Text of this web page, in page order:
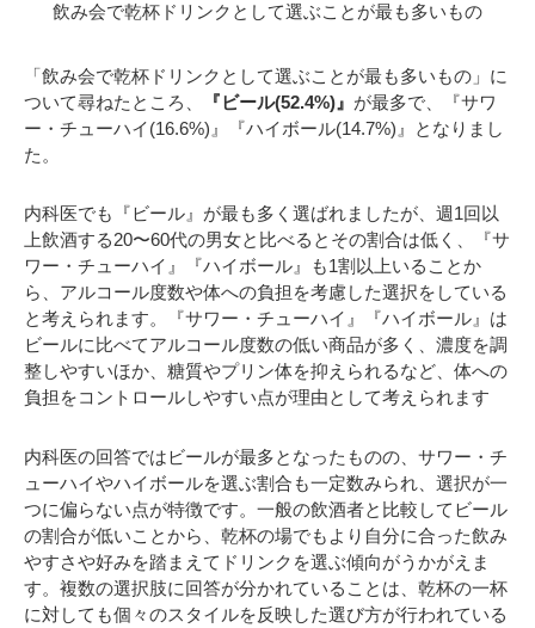
飲み会で乾杯ドリンクとして選ぶことが最も多いもの
「飲み会で乾杯ドリンクとして選ぶことが最も多いもの」に
ついて尋ねたところ、
『ビール(52.4%)』 が最多で、『サワ
ー・チューハイ(16.6%)』『ハイボール(14.7%)』となりまし
た。
内科医でも『ビール』が最も多く選ばれましたが、週1回以
上飲酒する20〜60代の男女と比べるとその割合は低く、『サ
ワー・チューハイ』『ハイボール』も1割以上いることか
ら、アルコール度数や体への負担を考慮した選択をしている
と考えられます。『サワー・チューハイ』『ハイボール』は
ビールに比べてアルコール度数の低い商品が多く、濃度を調
整しやすいほか、糖質やプリン体を抑えられるなど、体への
負担をコントロールしやすい点が理由として考えられます
内科医の回答ではビールが最多となったものの、サワー・チ
ューハイやハイボールを選ぶ割合も一定数みられ、選択が一
つに偏らない点が特徴です。一般の飲酒者と比較してビール
の割合が低いことから、乾杯の場でもより自分に合った飲み
やすさや好みを踏まえてドリンクを選ぶ傾向がうかがえま
す。複数の選択肢に回答が分かれていることは、乾杯の一杯
に対しても個々のスタイルを反映した選び方が行われている